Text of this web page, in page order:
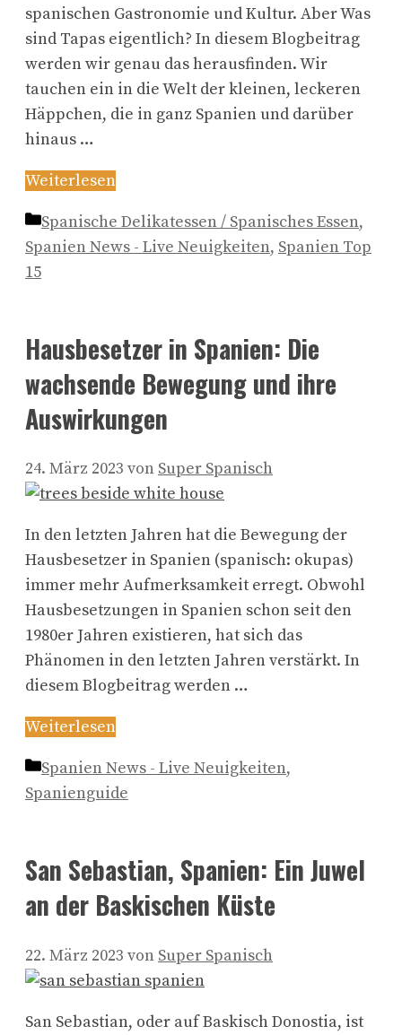
spanischen Gastronomie und Kultur. Aber Was
sind Tapas eigentlich? In diesem Blogbeitrag
werden wir genau das herausfinden. Wir
tauchen ein in die Welt der kleinen, leckeren
Häppchen, die in ganz Spanien und darüber
hinaus …
Weiterlesen
Kategorien
Spanische Delikatessen / Spanisches Essen,
Spanien News - Live Neuigkeiten, Spanien Top
15
Hausbesetzer in Spanien: Die
wachsende Bewegung und ihre
Auswirkungen
24. März 2023 von Super Spanisch
In den letzten Jahren hat die Bewegung der
Hausbesetzer in Spanien (spanisch: okupas)
immer mehr Aufmerksamkeit erregt. Obwohl
Hausbesetzungen in Spanien schon seit den
1980er Jahren existieren, hat sich das
Phänomen in den letzten Jahren verstärkt. In
diesem Blogbeitrag werden …
Weiterlesen
Kategorien
Spanien News - Live Neuigkeiten,
Spanienguide
San Sebastian, Spanien: Ein Juwel
an der Baskischen Küste
22. März 2023 von Super Spanisch
San Sebastian, oder auf Baskisch Donostia, ist